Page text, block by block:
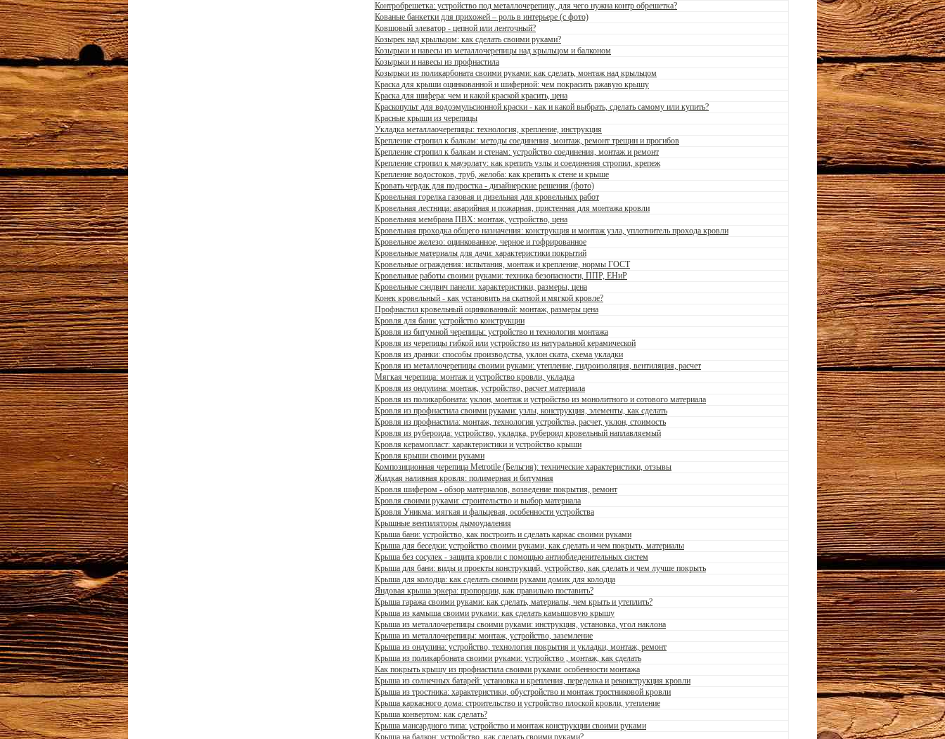
Контробрешетка: устройство под металлочерепицу, для чего нужна контр обрешетка?
Кованые банкетки для прихожей – роль в интерьере (с фото)
Ковшовый элеватор - цепной или ленточный?
Козырек над крыльцом: как сделать своими руками?
Козырьки и навесы из металлочерепицы над крыльцом и балконом
Козырьки и навесы из профнастила
Козырьки из поликарбоната своими руками: как сделать, монтаж над крыльцом
Краска для крыши оцинкованной и шиферной: чем покрасить ржавую крышу
Краска для шифера: чем и какой краской красить, цена
Краскопульт для водоэмульсионной краски - как и какой выбрать, сделать самому или купить?
Красные крыши из черепицы
Укладка металлаочерепицы: технология, крепление, инструкция
Крепление стропил к балкам: методы соединения, монтаж, ремонт трещин и прогибов
Крепление стропил к балкам и стенам: устройство соединения, монтаж и ремонт
Крепление стропил к мауэрлату: как крепить узлы и соединения стропил, крепеж
Крепление водостоков, труб, желоба: как крепить к стене и крыше
Кровать чердак для подростка - дизайнерские решения (фото)
Кровельная горелка газовая и дизельная для кровельных работ
Кровельная лестница: аварийная и пожарная, пристенная для монтажа кровли
Кровельная мембрана ПВХ: монтаж, устройство, цена
Кровельная проходка общего назначения: конструкция и монтаж узла, уплотнитель прохода кровли
Кровельное железо: оцинкованное, черное и гофрированное
Кровельные материалы для дачи: характеристики покрытий
Кровельные ограждения: испытания, монтаж и крепление, нормы ГОСТ
Кровельные работы своими руками: техника безопасности, ППР, ЕНиР
Кровельные сэндвич панели: характеристики, размеры, цена
Конек кровельный - как установить на скатной и мягкой кровле?
Профнастил кровельный оцинкованный: монтаж, размеры цена
Кровля для бани: устройство конструкции
Кровля из битумной черепицы: устройство и технология монтажа
Кровля из черепицы гибкой или устройство из натуральной керамической
Кровля из дранки: способы производства, уклон ската, схема укладки
Кровля из металлочерепицы своими руками: утепление, гидроизоляция, вентиляция, расчет
Мягкая черепица: монтаж и устройство кровли, укладка
Кровля из ондулина: монтаж, устройство, расчет материала
Кровля из поликарбоната: уклон, монтаж и устройство из монолитного и сотового материала
Кровля из профнастила своими руками: узлы, конструкция, элементы, как сделать
Кровля из профнастила: монтаж, технология устройства, расчет, уклон, стоимость
Кровля из рубероида: устройство, укладка, рубероид кровельный наплавляемый
Кровля керамопласт: характеристики и устройство крыши
Кровля крыши своими руками
Композиционная черепица Metrotile (Бельгия): технические характеристики, отзывы
Жидкая наливная кровля: полимерная и битумная
Кровля шифером - обзор материалов, возведение покрытия, ремонт
Кровля своими руками: строительство и выбор материала
Кровля Уникма: мягкая и фальцевая, особенности устройства
Крышные вентиляторы дымоудаления
Крыша бани: устройство, как построить и сделать каркас своими руками
Крыша для беседки: устройство своими руками, как сделать и чем покрыть, материалы
Крыша без сосулек - защита кровли с помощью антиобледенительных систем
Крыша для бани: виды и проекты конструкций, устройство, как сделать и чем лучше покрыть
Крыша для колодца: как сделать своими руками домик для колодца
Яндовая крыша эркера: пропорции, как правильно поставить?
Крыша гаража своими руками: как сделать, материалы, чем крыть и утеплить?
Крыша из камыша своими руками: как сделать камышовую крышу
Крыша из металлочерепицы своими руками: инструкция, установка, угол наклона
Крыша из металлочерепицы: монтаж, устройство, заземление
Крыша из ондулина: устройство, технология покрытия и укладки, монтаж, ремонт
Крыша из поликарбоната своими руками: устройство , монтаж, как сделать
Как покрыть крышу из профнастила своими руками: особенности монтажа
Крыша из солнечных батарей: установка и крепления, переделка и реконструкция кровли
Крыша из тростника: характеристики, обустройство и монтаж тростниковой кровли
Крыша каркасного дома: строительство и устройство плоской кровли, утепление
Крыша конвертом: как сделать?
Крыша мансардного типа: устройство и монтаж конструкции своими руками
Крыша на балкон: устройство, как сделать своими руками?